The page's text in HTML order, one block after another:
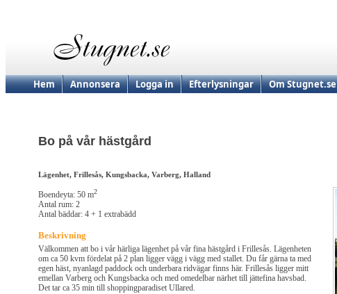
Hem Annonsera Logga in Efterlysningar Om Stugnet.se
Bo på vår hästgård
Lägenhet, Frillesås, Kungsbacka, Varberg, Halland
Boendeyta: 50 m2
Antal rum: 2
Antal bäddar: 4 + 1 extrabädd
Beskrivning
Välkommen att bo i vår härliga lägenhet på vår fina hästgård i Frillesås. Lägenheten
om ca 50 kvm fördelat på 2 plan ligger vägg i vägg med stallet. Du får gärna ta med
egen häst, nyanlagd paddock och underbara ridvägar finns här. Frillesås ligger mitt
emellan Varberg och Kungsbacka och med omedelbar närhet till jättefina havsbad.
Det tar ca 35 min till shoppingparadiset Ullared.